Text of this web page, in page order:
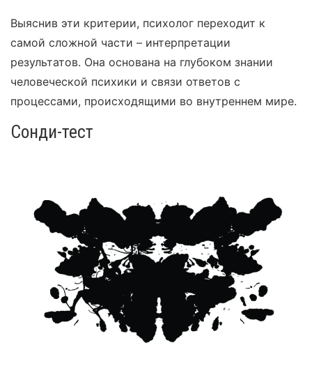
Выяснив эти критерии, психолог переходит к
самой сложной части – интерпретации
результатов. Она основана на глубоком знании
человеческой психики и связи ответов с
процессами, происходящими во внутреннем мире.
Сонди-тест